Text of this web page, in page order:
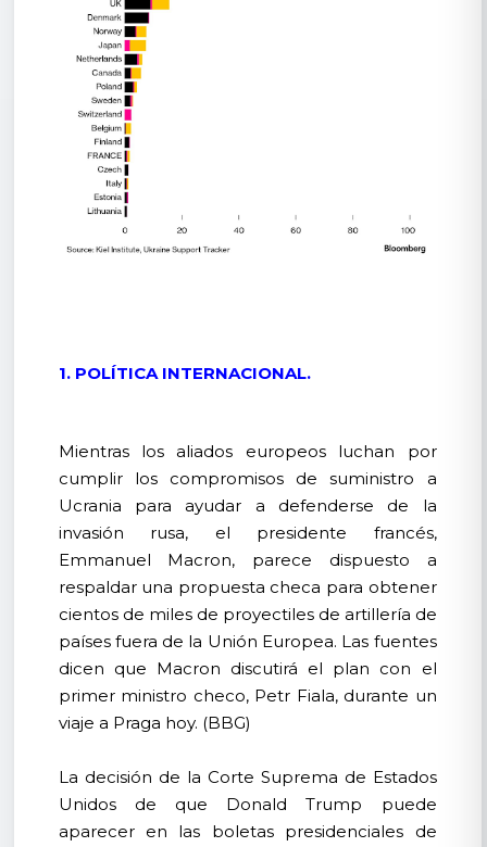
1. POLÍTICA INTERNACIONAL.
Mientras los aliados europeos luchan por
cumplir los compromisos de suministro a
Ucrania para ayudar a defenderse de la
invasión rusa, el presidente francés,
Emmanuel Macron, parece dispuesto a
respaldar una propuesta checa para obtener
cientos de miles de proyectiles de artillería de
países fuera de la Unión Europea. Las fuentes
dicen que Macron discutirá el plan con el
primer ministro checo, Petr Fiala, durante un
viaje a Praga hoy. (BBG)
La decisión de la Corte Suprema de Estados
Unidos de que Donald Trump puede
aparecer en las boletas presidenciales de